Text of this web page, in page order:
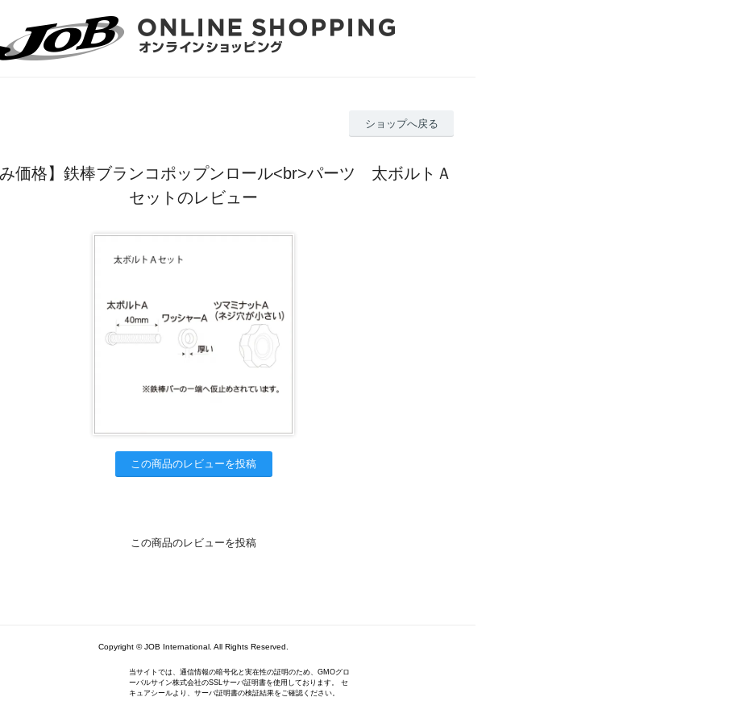
ショップへ戻る
み価格】鉄棒ブランコポップンロール<br>パーツ 太ボルトＡ
セットのレビュー
この商品のレビューを投稿
この商品のレビューを投稿
Copyright © JOB International. All Rights Reserved.
当サイトでは、通信情報の暗号化と実在性の証明のため、GMOグロ
ーバルサイン株式会社のSSLサーバ証明書を使用しております。 セ
キュアシールより、サーバ証明書の検証結果をご確認ください。